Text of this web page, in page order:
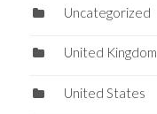
Uncategorized
United Kingdom
United States